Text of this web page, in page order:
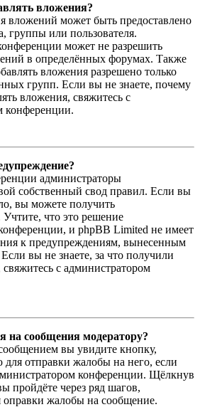
вложения?
вложений может быть предоставлено
группы или пользователя.
может не разрешить
в определённых форумах. Также
вложения разрешено только
групп. Если вы не знаете, почему
вложения, свяжитесь с
конференции.
администраторы
собственный свод правил. Если вы
вы можете получить
что это решение
и phpBB Limited не имеет
к предупреждениям, вынесенным
вы не знаете, за что получили
с администратором
на сообщения модератору?
вы увидите кнопку,
для отправки жалобы на него, если
конференции. Щёлкнув
пройдёте через ряд шагов,
оправки жалобы на сообщение.